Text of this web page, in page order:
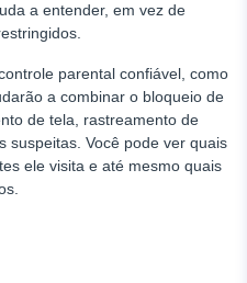
a entender, em vez de
parental confiável, como
a combinar o bloqueio de
de tela, rastreamento de
suspeitas. Você pode ver quais
ele visita e até mesmo quais